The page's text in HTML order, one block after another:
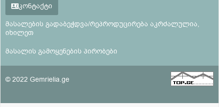
კონტაქტი
მასალების გადაბეჭდვა/რეპროდუცირება აკრძალულია,
იხილეთ
მასალის გამოყენების პირობები
© 2022 Gemrielia.ge